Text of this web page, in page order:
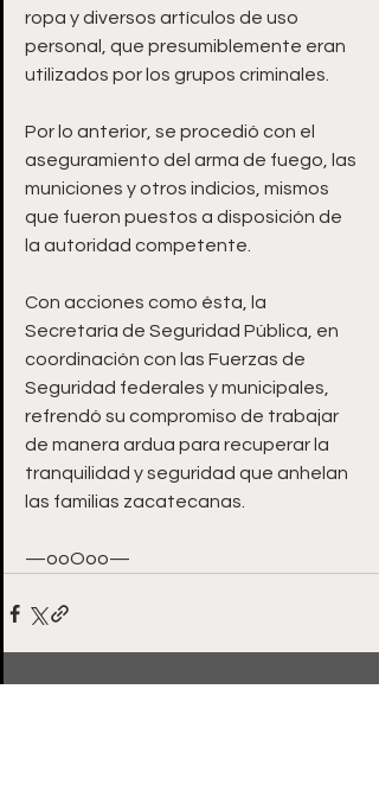
ropa y diversos artículos de uso
personal, que presumiblemente eran
utilizados por los grupos criminales.
Por lo anterior, se procedió con el
aseguramiento del arma de fuego, las
municiones y otros indicios, mismos
que fueron puestos a disposición de
la autoridad competente.
Con acciones como ésta, la
Secretaría de Seguridad Pública, en
coordinación con las Fuerzas de
Seguridad federales y municipales,
refrendó su compromiso de trabajar
de manera ardua para recuperar la
tranquilidad y seguridad que anhelan
las familias zacatecanas.
—ooOoo—